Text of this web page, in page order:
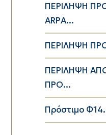
ΠΕΡΙΛΗΨΗ
ARPA...
ΠΕΡΙΛΗΨΗ
ΠΕΡΙΛΗΨΗ
ΠΡΟ...
Πρόστιμο